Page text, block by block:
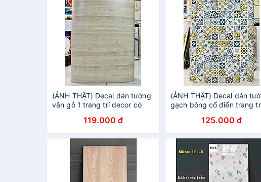
(ẢNH THẬT) Decal dán tường
vân gỗ 1 trang trí decor có
119.000 đ
(ẢNH THẬT) Decal dán
gạch bông cổ điển trang
125.000 đ